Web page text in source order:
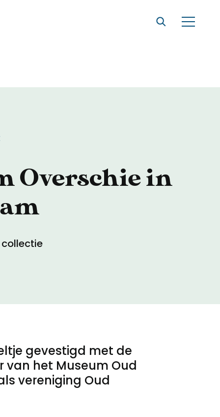
Overschie in
collectie
gevestigd met de
van het Museum Oud
vereniging Oud